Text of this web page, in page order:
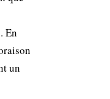
En
un